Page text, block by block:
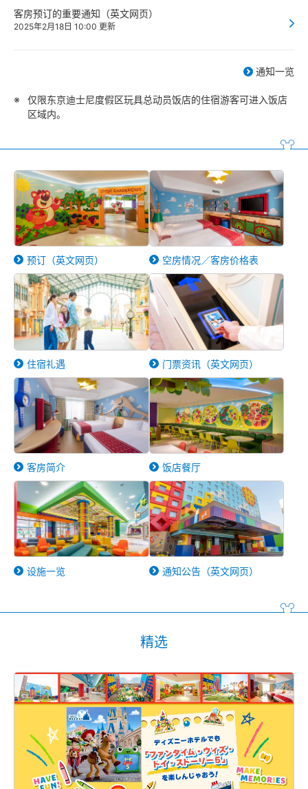
客房预订的重要通知（英文网页）
2025年2月18日 10:00 更新
通知一览
仅限东京迪士尼度假区玩具总动员饭店的住宿游客可进入饭店
区域内。
预订（英文网页） 空房情况／客房价格表
住宿礼遇 门票资讯（英文网页）
客房简介 饭店餐厅
设施一览 通知公告（英文网页）
精选